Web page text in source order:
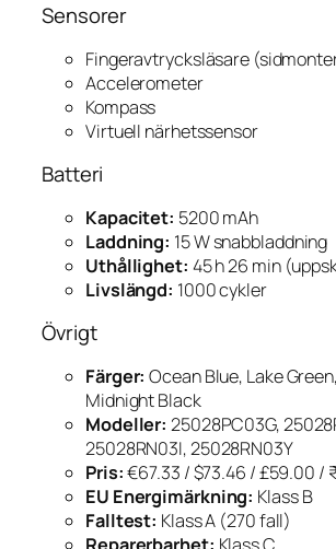
Sensorer
Fingeravtrycksläsare
Accelerometer
Kompass
Virtuell närhetssensor
Batteri
Kapacitet: 5200 mAh
Laddning: 15 W snabbladdning
Uthållighet: 45 h 26 min
Livslängd: 1000 cykler
Övrigt
Färger: Ocean Blue, Lake
Midnight Black
Modeller: 25028PC03G,
25028RN03I, 25028RN03Y
Pris:€67.33 / $73.46 / £59.00 /
EU Energimärkning: Klass B
Falltest: Klass A (270 fall)